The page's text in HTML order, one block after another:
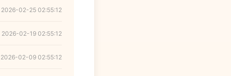
2026-02-25 02:55:12
2026-02-19 02:55:12
2026-02-09 02:55:12